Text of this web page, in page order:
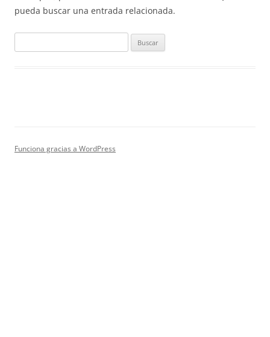
pueda buscar una entrada relacionada.
Funciona gracias a WordPress